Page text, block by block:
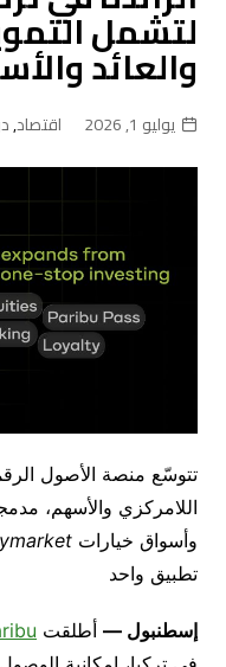
لتشمل
والعائد
يوليو 1, 2026 اقتصاد,
تتوسّع منصة الأصول
اللامركزي والأسهم،
وأسواق خيارات
تطبيق واحد
إسطنبول —أطلقت